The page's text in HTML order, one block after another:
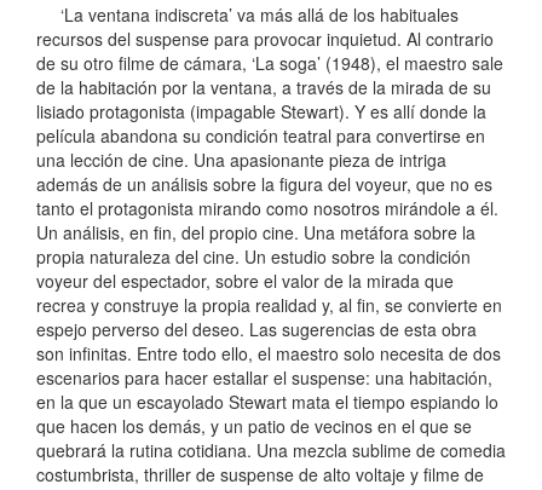
‘La ventana indiscreta’ va más allá de los habituales
recursos del suspense para provocar inquietud. Al contrario
de su otro filme de cámara, ‘La soga’ (1948), el maestro sale
de la habitación por la ventana, a través de la mirada de su
lisiado protagonista (impagable Stewart). Y es allí donde la
película abandona su condición teatral para convertirse en
una lección de cine. Una apasionante pieza de intriga
además de un análisis sobre la figura del voyeur, que no es
tanto el protagonista mirando como nosotros mirándole a él.
Un análisis, en fin, del propio cine. Una metáfora sobre la
propia naturaleza del cine. Un estudio sobre la condición
voyeur del espectador, sobre el valor de la mirada que
recrea y construye la propia realidad y, al fin, se convierte en
espejo perverso del deseo. Las sugerencias de esta obra
son infinitas. Entre todo ello, el maestro solo necesita de dos
escenarios para hacer estallar el suspense: una habitación,
en la que un escayolado Stewart mata el tiempo espiando lo
que hacen los demás, y un patio de vecinos en el que se
quebrará la rutina cotidiana. Una mezcla sublime de comedia
costumbrista, thriller de suspense de alto voltaje y filme de